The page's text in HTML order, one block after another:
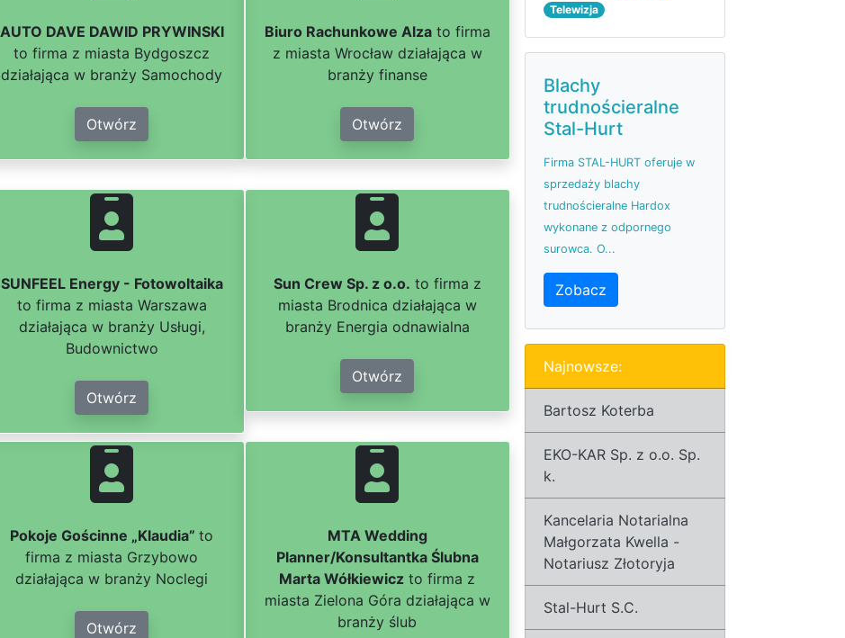
AUTO DAVE DAWID PRYWINSKI
to firma z miasta Bydgoszcz
działająca w branży Samochody
Otwórz
Biuro Rachunkowe Alzato firma
z miasta Wrocław działająca w
branży finanse
Otwórz
SUNFEEL Energy - Fotowoltaika
to firma z miasta Warszawa
działająca w branży Usługi,
Budownictwo
Otwórz
Sun Crew Sp. z o.o. to firma z
miasta Brodnica działająca w
branży Energia odnawialna
Otwórz
Pokoje Gościnne „Klaudia”to
firma z miasta Grzybowo
działająca w branży Noclegi
Otwórz
MTA Wedding
Planner/Konsultantka Ślubna
Marta Wółkiewicz to firma z
miasta Zielona Góra działająca w
branży ślub
Telewizja
Blachy
trudnościeralne
Stal-Hurt
Firma STAL-HURT oferuje w
sprzedaży blachy
trudnościeralne Hardox
wykonane z odpornego
surowca. O...
Zobacz
Najnowsze:
Bartosz Koterba
EKO-KAR Sp. z o.o. Sp.
k.
Kancelaria Notarialna
Małgorzata Kwella -
Notariusz Złotoryja
Stal-Hurt S.C.